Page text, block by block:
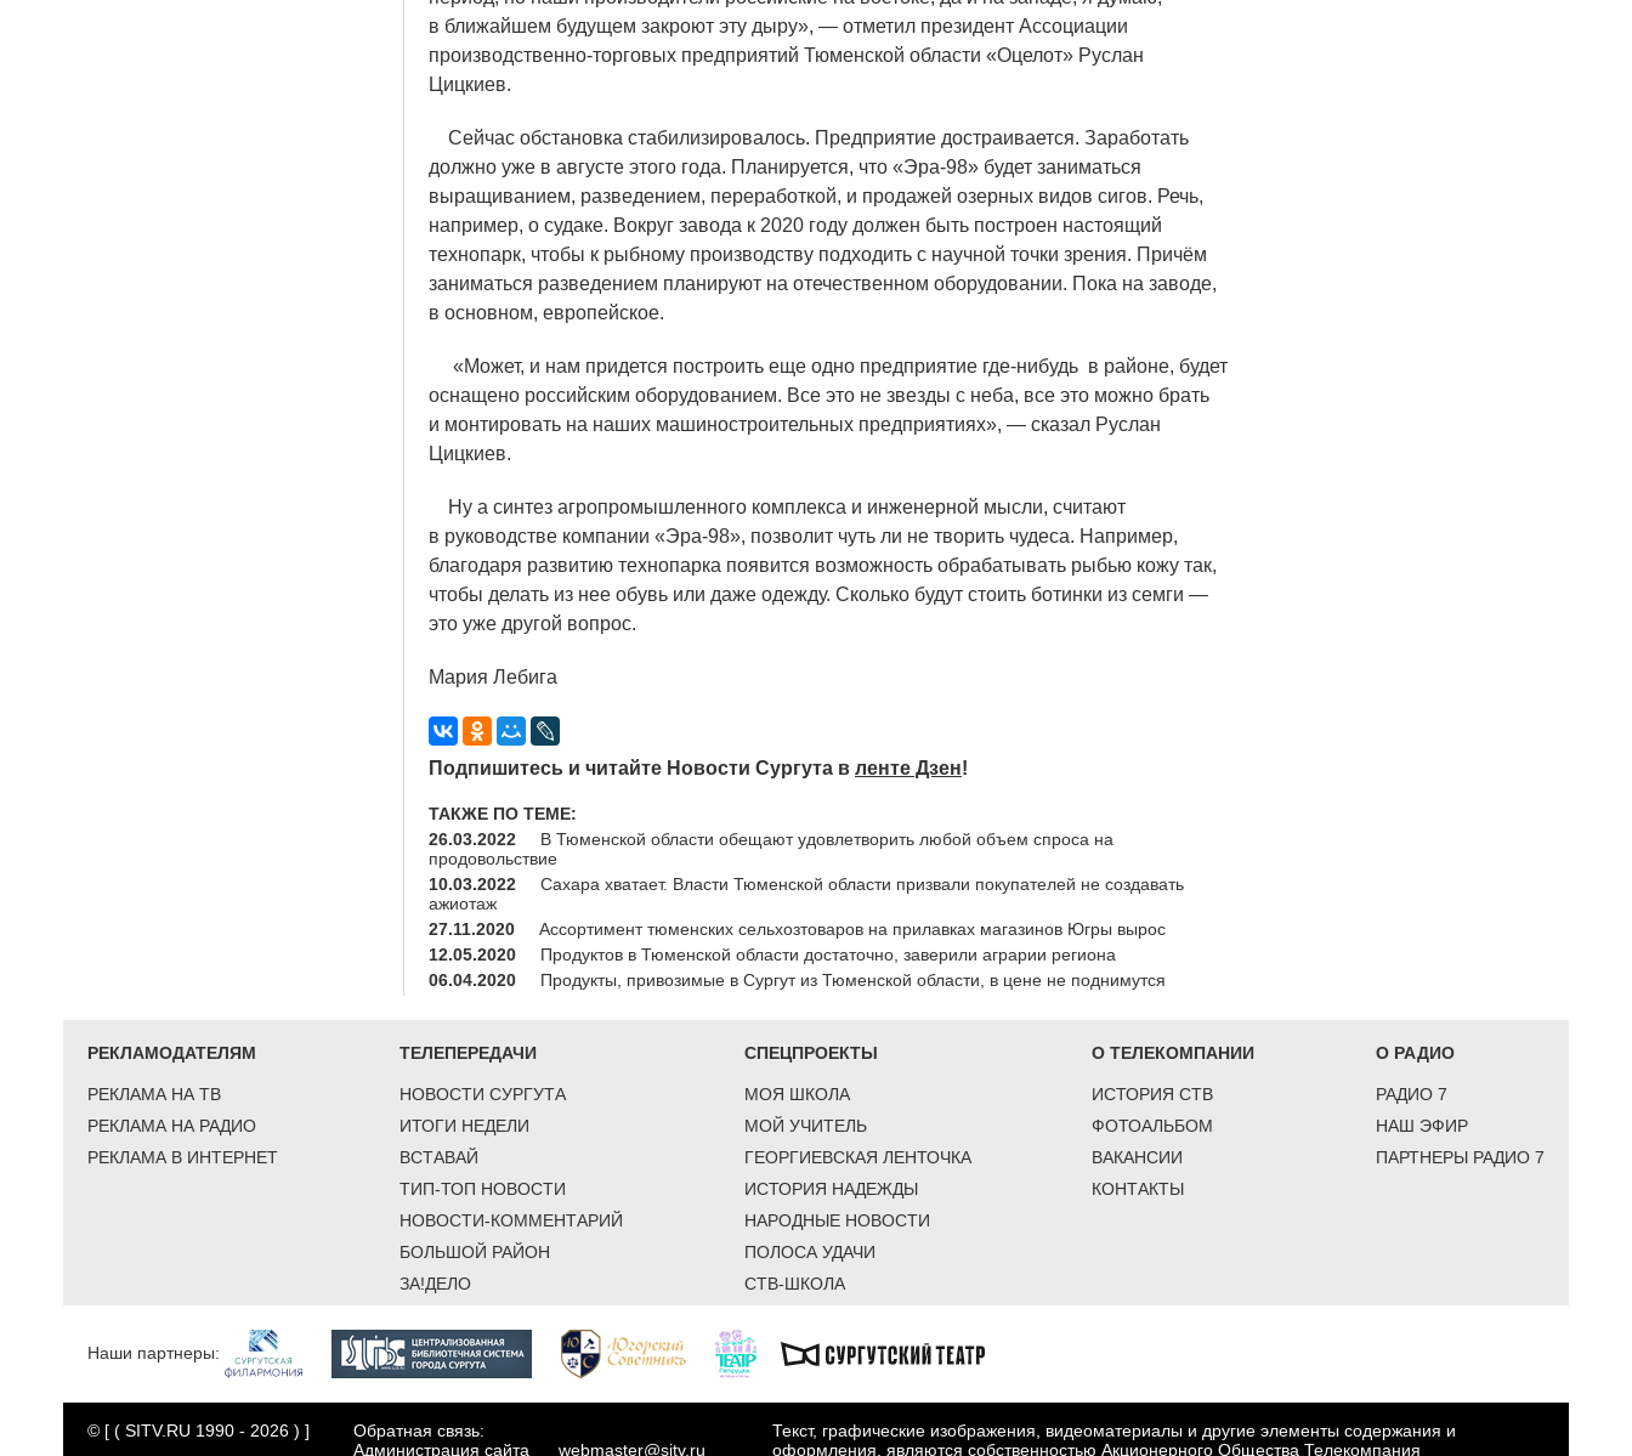
в ближайшем будущем закроют эту дыру», — отметил президент Ассоциации
производственно-торговых предприятий Тюменской области «Оцелот» Руслан
Цицкиев.
Сейчас обстановка стабилизировалось. Предприятие достраивается. Заработать
должно уже в августе этого года. Планируется, что «Эра-98» будет заниматься
выращиванием, разведением, переработкой, и продажей озерных видов сигов. Речь,
например, о судаке. Вокруг завода к 2020 году должен быть построен настоящий
технопарк, чтобы к рыбному производству подходить с научной точки зрения. Причём
заниматься разведением планируют на отечественном оборудовании. Пока на заводе,
в основном, европейское.
«Может, и нам придется построить еще одно предприятие где-нибудь в районе, будет
оснащено российским оборудованием. Все это не звезды с неба, все это можно брать
и монтировать на наших машиностроительных предприятиях», — сказал Руслан
Цицкиев.
Ну а синтез агропромышленного комплекса и инженерной мысли, считают
в руководстве компании «Эра-98», позволит чуть ли не творить чудеса. Например,
благодаря развитию технопарка появится возможность обрабатывать рыбью кожу так,
чтобы делать из нее обувь или даже одежду. Сколько будут стоить ботинки из семги —
это уже другой вопрос.
Мария Лебига
Подпишитесь и читайте Новости Сургута в ленте Дзен!
ТАКЖЕ ПО ТЕМЕ:
26.03.2022
В Тюменской области обещают удовлетворить любой объем спроса на
продовольствие
10.03.2022
Сахара хватает. Власти Тюменской области призвали покупателей не создавать
ажиотаж
27.11.2020
Ассортимент тюменских сельхозтоваров на прилавках магазинов Югры вырос
12.05.2020
Продуктов в Тюменской области достаточно, заверили аграрии региона
06.04.2020
Продукты, привозимые в Сургут из Тюменской области, в цене не поднимутся
РЕКЛАМОДАТЕЛЯМ
РЕКЛАМА НА ТВ
РЕКЛАМА НА РАДИО
РЕКЛАМА В ИНТЕРНЕТ
ТЕЛЕПЕРЕДАЧИ
НОВОСТИ СУРГУТА
ИТОГИ НЕДЕЛИ
ВСТАВАЙ
ТИП-ТОП НОВОСТИ
НОВОСТИ-КОММЕНТАРИЙ
БОЛЬШОЙ РАЙОН
ЗА!ДЕЛО
СПЕЦПРОЕКТЫ
МОЯ ШКОЛА
МОЙ УЧИТЕЛЬ
ГЕОРГИЕВСКАЯ ЛЕНТОЧКА
ИСТОРИЯ НАДЕЖДЫ
НАРОДНЫЕ НОВОСТИ
ПОЛОСА УДАЧИ
СТВ-ШКОЛА
О ТЕЛЕКОМПАНИИ
ИСТОРИЯ СТВ
ФОТОАЛЬБОМ
ВАКАНСИИ
КОНТАКТЫ
О РАДИО
РАДИО 7
НАШ ЭФИР
ПАРТНЕРЫ РАДИО 7
Наши партнеры:
© [ ( SITV.RU 1990 - 2026 ) ]
Обратная связь:
Администрация сайта
webmaster@sitv.ru
Текст, графические изображения, видеоматериалы и другие элементы содержания и
оформления, являются собственностью Акционерного Общества Телекомпания